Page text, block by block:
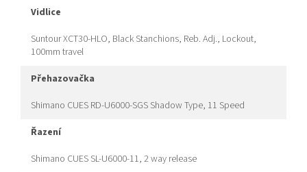
vidlice
Suntour XCT30-HLO, Black Stanchions, Reb. Adj., Lockout,
100mm travel
přehazovačka
Shimano CUES RD-U6000-SGS Shadow Type, 11 Speed
řazení
Shimano CUES SL-U6000-11, 2 way release